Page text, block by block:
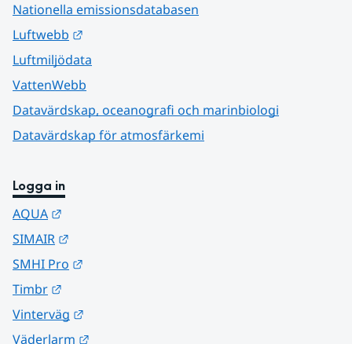
Nationella emissionsdatabasen
Luftwebb
Luftmiljödata
VattenWebb
Datavärdskap, oceanografi och marinbiologi
Datavärdskap för atmosfärkemi
Logga in
AQUA
SIMAIR
SMHI Pro
Timbr
Vinterväg
Väderlarm